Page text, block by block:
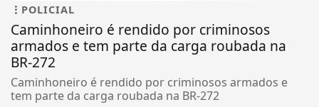
POLICIAL
Caminhoneiro é rendido por criminosos
armados e tem parte da carga roubada na
BR-272
Caminhoneiro é rendido por criminosos armados e
tem parte da carga roubada na BR-272